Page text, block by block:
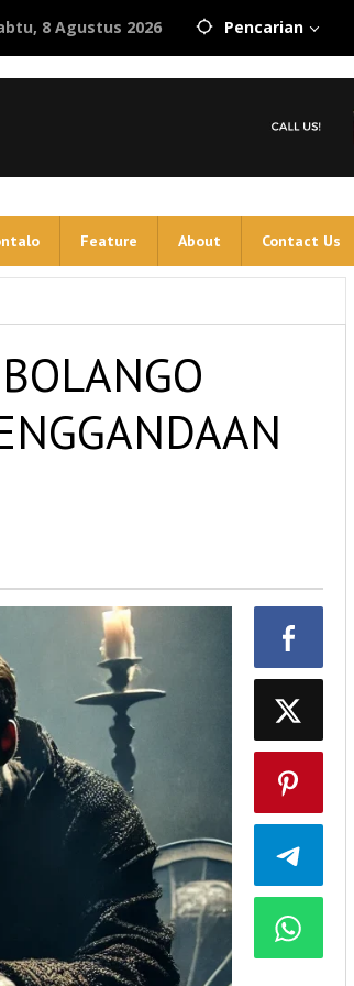
8 Agustus 2026 Pencarian
Feature About Contact Us